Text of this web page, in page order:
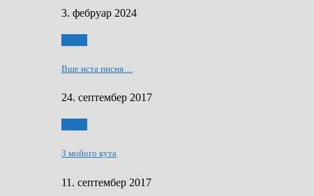
3. фебруар 2024
Вше иста писня…
24. септембер 2017
З мойого кута
11. септембер 2017